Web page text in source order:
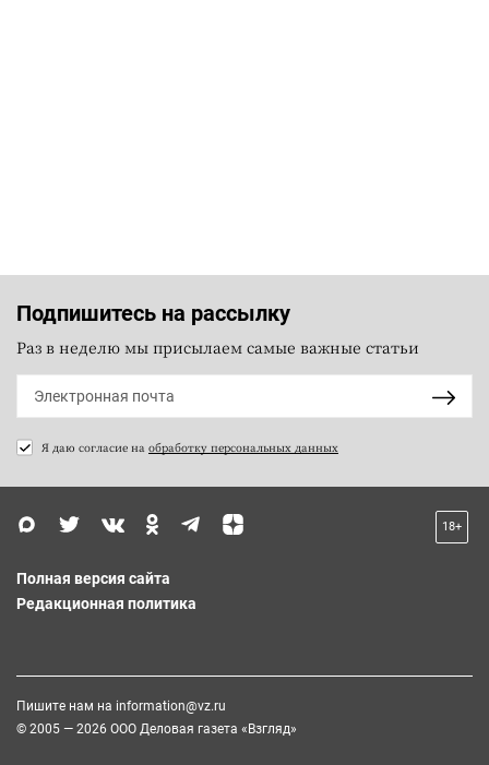
Подпишитесь на рассылку
Раз в неделю мы присылаем самые важные статьи
Я даю согласие на обработку персональных данных
18+
Полная версия сайта
Редакционная политика
Пишите нам на information@vz.ru
© 2005 — 2026 ООО Деловая газета «Взгляд»